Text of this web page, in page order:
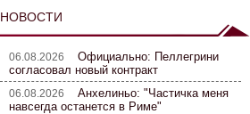
НОВОСТИ
06.08.2026 Официально: Пеллегрини
согласовал новый контракт
06.08.2026 Анхелиньо: "Частичка меня
навсегда останется в Риме"